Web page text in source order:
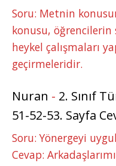
Soru: Metnin
konusu,
heykel çalışmaları
geçirmeleridir.
Nuran - 2. Sınıf
51-52-53. Sayfa
Soru: Yönergeyi
Cevap: